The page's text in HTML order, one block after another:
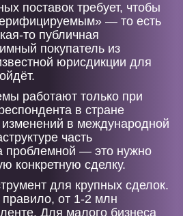
поставок требует, чтобы
— то есть
то публичная
покупатель из
юрисдикции для
работают только при
в стране
в международной
часть
проблемной — это нужно
конкретную сделку.
для крупных сделок.
от 1-2 млн
Для малого бизнеса